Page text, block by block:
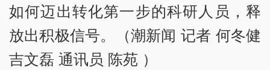
如何迈出转化第一步的科研人员，释
放出积极信号。（潮新闻 记者 何冬健
吉文磊 通讯员 陈苑 ）